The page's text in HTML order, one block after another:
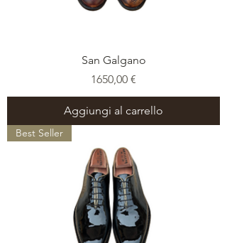
San Galgano
Prezzo
1650,00 €
Aggiungi al carrello
Best Seller